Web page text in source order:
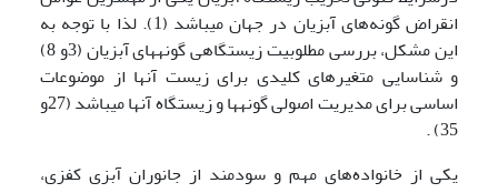
انقراض گونه‌های آبزیان در جهان می­باشد (1). لذا با توجه به
این مشکل، بررسی مطلوبیت زیستگاهی گونه­های آبزیان (3و 8)
و شناسایی متغیرهای کلیدی برای زیست آنها از موضوعات
اساسی برای مدیریت اصولی گونه­ها و زیستگاه آنها می­باشد (27و
35) .
یکی از خانواده‌های مهم و سودمند از جانوران آبزی کفزی،